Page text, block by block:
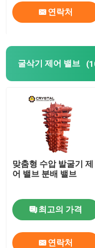
연락처
굴삭기 제어 밸브
맞춤형 수압 발굴기 제
어 밸브 분배 밸브
최고의 가격
연락처